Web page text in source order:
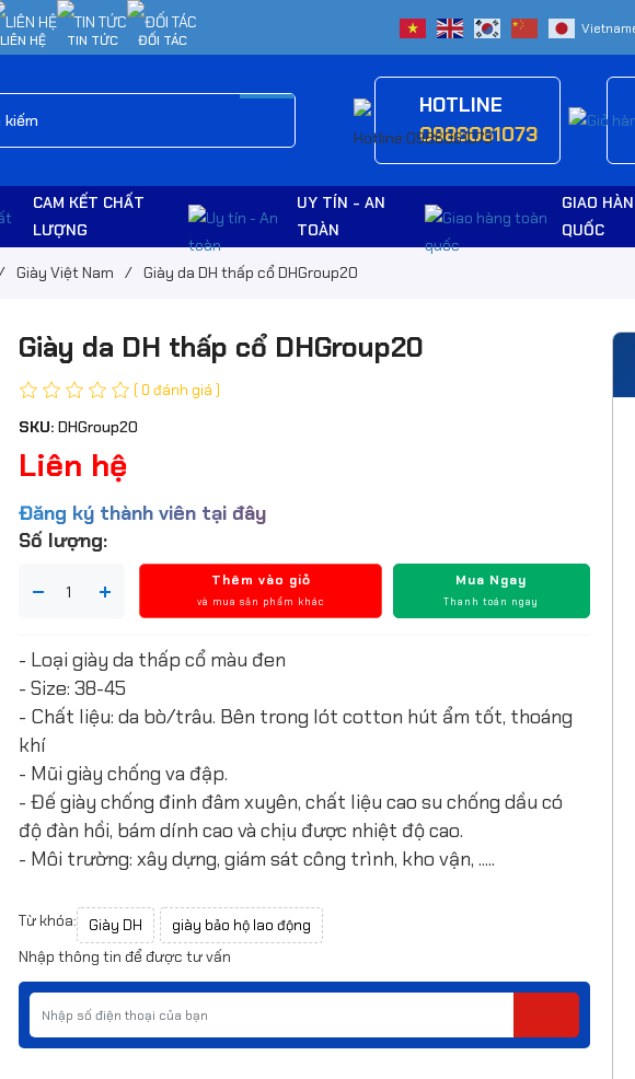
LIÊN HỆ TIN TỨC ĐỐI TÁC
HOTLINE
0986061073
CAM KẾT CHẤT
LƯỢNG
UY TÍN - AN
TOÀN
GIAO
QUỐC
Giày Việt Nam / Giày da DH thấp cổ DHGroup20
Giày da DH thấp cổ DHGroup20
( 0 đánh giá )
SKU:DHGroup20
Liên hệ
Đăng ký thành viên tại đây
Số lượng:
Thêm vào giỏ
và mua sản phẩm khác
Mua Ngay
Thanh toán ngay
- Loại giày da thấp cổ màu đen
- Size: 38-45
- Chất liệu: da bò/trâu. Bên trong lót cotton hút ẩm tốt, thoáng
khí
- Mũi giày chống va đập.
- Đế giày chống đinh đâm xuyên, chất liệu cao su chống dầu có
độ đàn hồi, bám dính cao và chịu được nhiệt độ cao.
- Môi trường: xây dựng, giám sát công trình, kho vận, .....
Từ khóa: Giày DH giày bảo hộ lao động
Nhập thông tin để được tư vấn